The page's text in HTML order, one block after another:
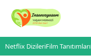
Netflix DizileriFilm Tanıtımları